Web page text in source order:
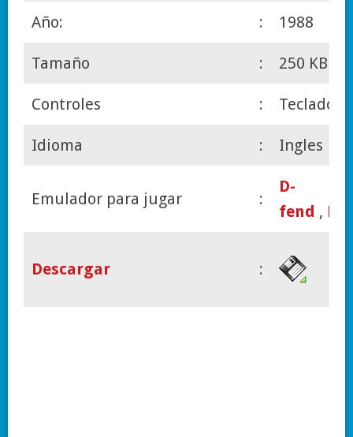
Año: : 1988
Tamaño : 250 KB
Controles : Teclado
Idioma : Ingles
Emulador para jugar :
D-
fend ,
Descargar :